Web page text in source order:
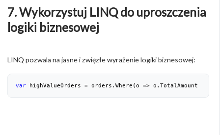
7. Wykorzystuj LINQ do uproszczenia
logiki biznesowej
LINQ pozwala na jasne i zwięzłe wyrażenie logiki biznesowej:
var highValueOrders = orders.Where(o => o.TotalAmount >